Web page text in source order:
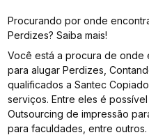
Procurando por onde
Perdizes? Saiba mais!
Você está a procura de onde
para alugar Perdizes,
qualificados a Santec
serviços. Entre eles é
Outsourcing de impressão
para faculdades, entre